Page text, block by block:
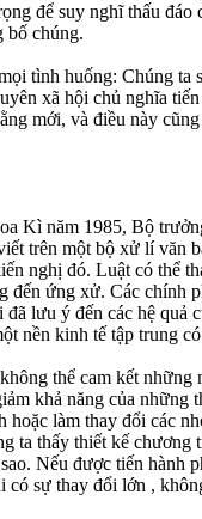
để suy nghĩ thấu đáo
bố chúng.
tình huống: Chúng ta
xã hội chủ nghĩa
mới, và điều này
Kì năm 1985, Bộ
trên một bộ xử lí văn
nghị đó. Luật có thể
đến ứng xử. Các chính
lưu ý đến các hệ quả
nền kinh tế tập trung
thể cam kết
khả năng của những
hoặc làm thay đổi các
ta thấy thiết kế chương
Nếu được tiến hành
có sự thay đổi lớn ,